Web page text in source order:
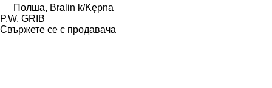
Полша, Bralin k/Kępna
P.W. GRIB
Свържете се с продавача